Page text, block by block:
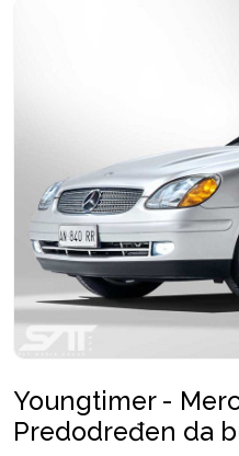
Youngtimer -
Predodređen da